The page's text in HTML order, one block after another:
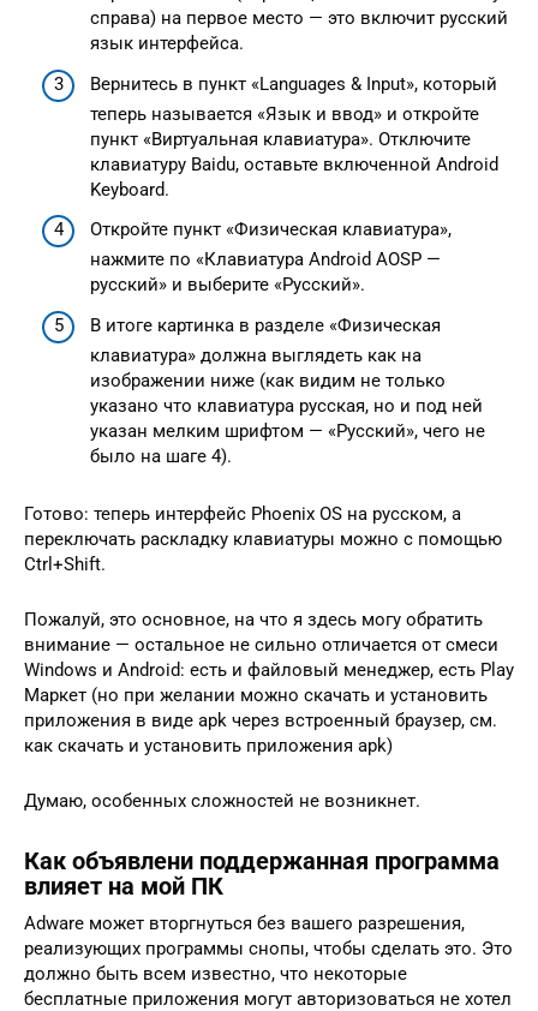
справа) на первое место — это включит русский
язык интерфейса.
Вернитесь в пункт «Languages & Input», который
теперь называется «Язык и ввод» и откройте
пункт «Виртуальная клавиатура». Отключите
клавиатуру Baidu, оставьте включенной Android
Keyboard.
Откройте пункт «Физическая клавиатура»,
нажмите по «Клавиатура Android AOSP —
русский» и выберите «Русский».
В итоге картинка в разделе «Физическая
клавиатура» должна выглядеть как на
изображении ниже (как видим не только
указано что клавиатура русская, но и под ней
указан мелким шрифтом — «Русский», чего не
было на шаге 4).
Готово: теперь интерфейс Phoenix OS на русском, а
переключать раскладку клавиатуры можно с помощью
Ctrl+Shift.
Пожалуй, это основное, на что я здесь могу обратить
внимание — остальное не сильно отличается от смеси
Windows и Android: есть и файловый менеджер, есть Play
Маркет (но при желании можно скачать и установить
приложения в виде apk через встроенный браузер, см.
как скачать и установить приложения apk)
Думаю, особенных сложностей не возникнет.
Как объявлени поддержанная программа
влияет на мой ПК
Adware может вторгнуться без вашего разрешения,
реализующих программы снопы, чтобы сделать это. Это
должно быть всем известно, что некоторые
бесплатные приложения могут авторизоваться не хотел